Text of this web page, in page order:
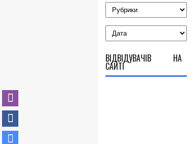
ВІДВІДУВАЧІВ НА
САЙТІ